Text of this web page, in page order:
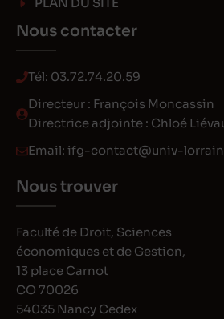
Nous contacter
Tél: 03.72.74.20.59
Directeur : François Moncassin
Directrice adjointe : Chloé
Email: ifg-contact@univ-
Nous trouver
Faculté de Droit, Sciences
économiques et de Gestion,
13 place Carnot
CO 70026
54035 Nancy Cedex